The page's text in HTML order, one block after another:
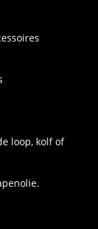
loop, kolf of